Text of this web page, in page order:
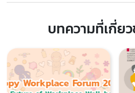
บทความที่เกี่ย